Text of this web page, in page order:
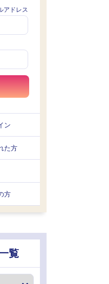
アドレス
ン
た方
方
覧